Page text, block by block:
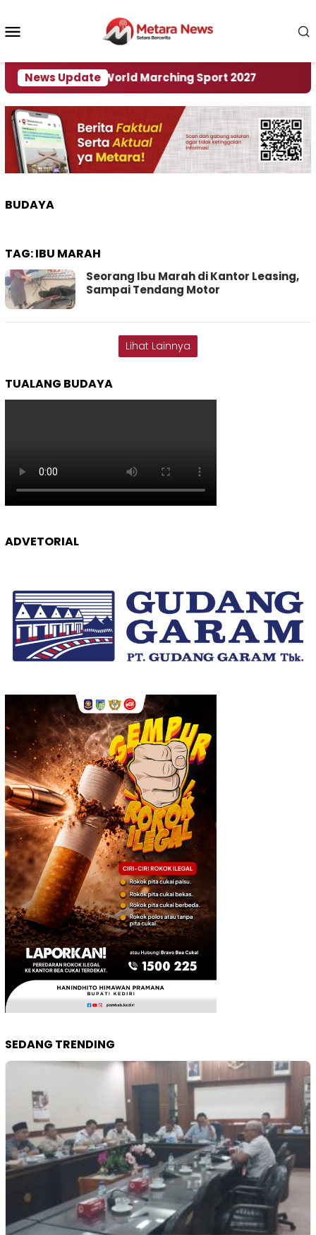
konten
News Update
Rumah World Marching Sport 2027
BUDAYA
TAG:IBU MARAH
Seorang Ibu Marah di Kantor Leasing,
Sampai Tendang Motor
Lihat Lainnya
TUALANG BUDAYA
ADVETORIAL
SEDANG TRENDING